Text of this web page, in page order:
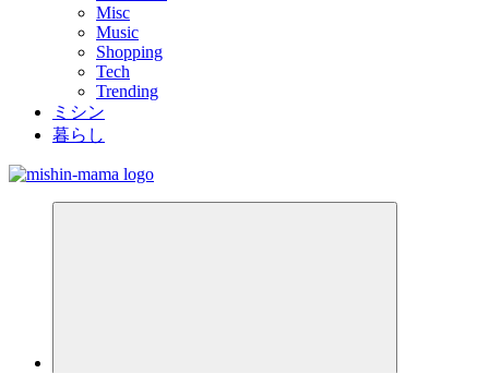
Misc
Music
Shopping
Tech
Trending
ミシン
暮らし